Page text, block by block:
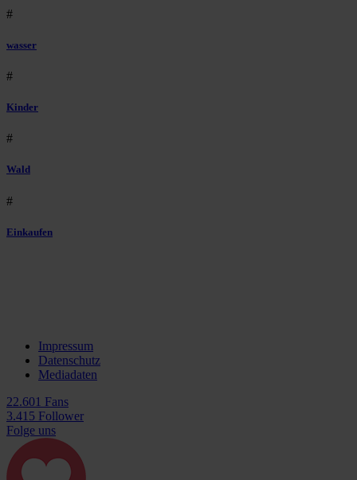
#
wasser
#
Kinder
#
Wald
#
Einkaufen
Impressum
Datenschutz
Mediadaten
22.601 Fans
3.415 Follower
Folge uns